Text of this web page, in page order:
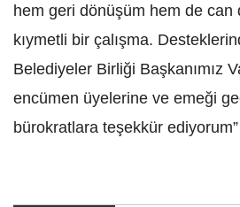
hem geri dönüşüm hem de can
kıymetli bir çalışma.
Belediyeler Birliği Başkanımız
encümen üyelerine ve emeği
bürokratlara teşekkür